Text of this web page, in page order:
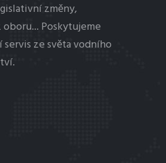
změny,
Poskytujeme
ze světa vodního